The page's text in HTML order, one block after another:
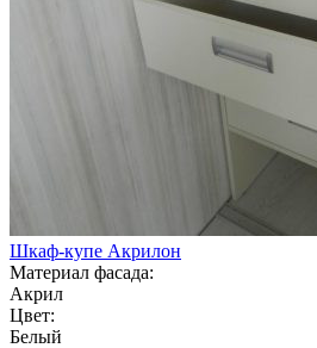
Шкаф-купе Акрилон
Материал фасада:
Акрил
Цвет:
Белый